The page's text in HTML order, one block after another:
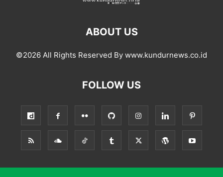
ABOUT US
©2026 All Rights Reserved By www.kundurnews.co.id
FOLLOW US